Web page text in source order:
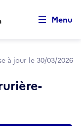
Menu
à jour le 30/03/2026